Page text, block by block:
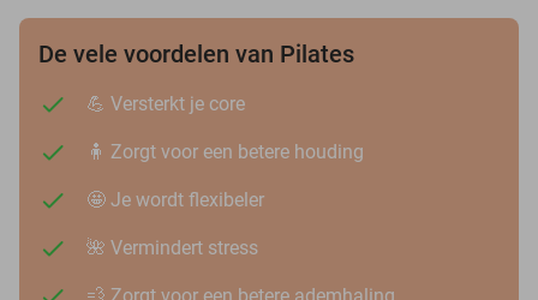
De vele voordelen van Pilates
💪 Versterkt je core
🧍 Zorgt voor een betere houding
🤩 Je wordt flexibeler
🌺 Vermindert stress